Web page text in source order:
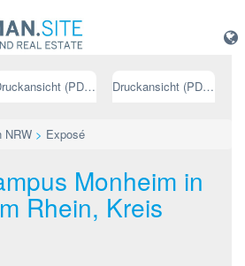
Druckansicht (PDF) // deutsch Druckansicht (PDF) // englisch
NRW > Exposé
Monheim in
Rhein, Kreis